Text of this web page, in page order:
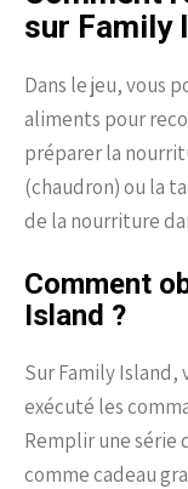
sur Family
Dans le jeu, vous
aliments pour
préparer la
(chaudron) ou la
de la nourriture
Comment
Island ?
Sur Family Island,
exécuté les
Remplir une série
comme cadeau